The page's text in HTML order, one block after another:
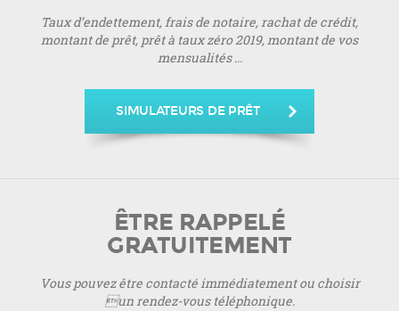
Taux d’endettement, frais de notaire, rachat de crédit,
montant de prêt, prêt à taux zéro 2019, montant de vos
mensualités ...
SIMULATEURS DE PRÊT
ÊTRE RAPPELÉ
GRATUITEMENT
Vous pouvez être contacté immédiatement ou choisir
un rendez-vous téléphonique.